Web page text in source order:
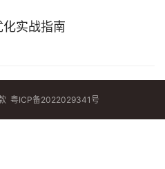
化实战指南
粤ICP备2022029341号